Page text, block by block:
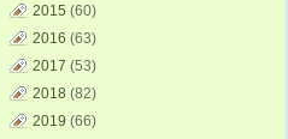
2015 (60)
2016 (63)
2017 (53)
2018 (82)
2019 (66)